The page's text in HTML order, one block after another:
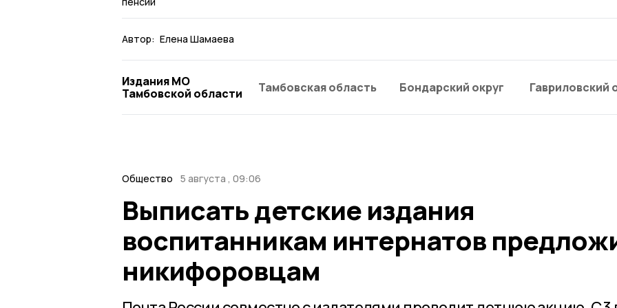
Автор: Елена Шамаева
Издания МО
Тамбовской области
Тамбовская область Бондарский округ Гавриловский
Общество 5 августа , 09:06
Выписать детские издания
воспитанникам интернатов
никифоровцам